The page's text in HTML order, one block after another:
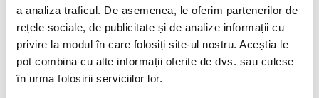
a analiza traficul. De asemenea, le oferim partenerilor de
rețele sociale, de publicitate și de analize informații cu
privire la modul în care folosiți site-ul nostru. Aceștia le
pot combina cu alte informații oferite de dvs. sau culese
în urma folosirii serviciilor lor.
Comentariu:Incepand cu data intrarii in vigoare a
prezentei legi, respectiv incepand cu data de
06.10.2022, se respinge Ordonanta de urgenta a
Guvernului nr. 37/2021 pentru modificarea Codului
Muncii. In acest sens, precizam ca prevederilor